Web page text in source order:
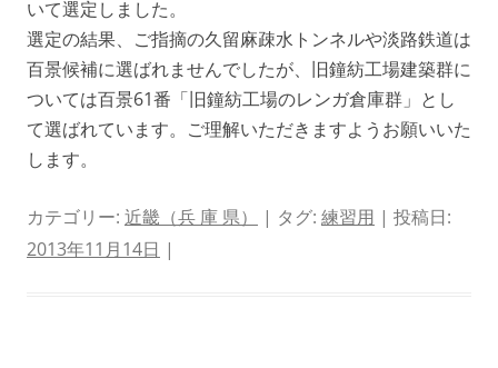
いて選定しました。
選定の結果、ご指摘の久留麻疎水トンネルや淡路鉄道は
百景候補に選ばれませんでしたが、旧鐘紡工場建築群に
ついては百景61番「旧鐘紡工場のレンガ倉庫群」とし
て選ばれています。ご理解いただきますようお願いいた
します。
カテゴリー: 近畿（兵 庫 県） | タグ: 練習用 | 投稿日:
2013年11月14日 |